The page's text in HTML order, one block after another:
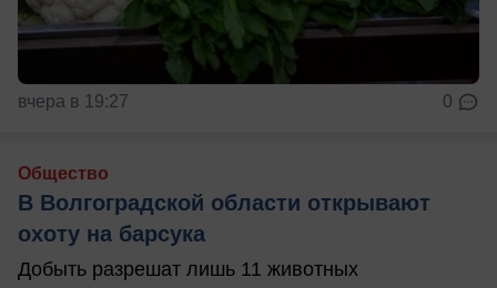
вчера в 19:27 0
Общество
В Волгоградской области открывают
охоту на барсука
Добыть разрешат лишь 11 животных